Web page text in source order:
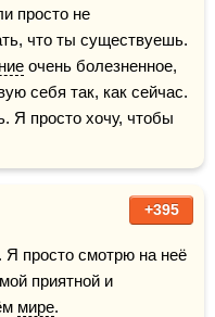
просто не
что ты существуешь.
очень болезненное,
себя так, как сейчас.
Я просто хочу, чтобы
+395
. Я просто смотрю на неё
приятной и
мире.